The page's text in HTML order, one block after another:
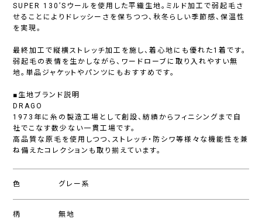
SUPER 130’Sウールを使用した平織生地。ミルド加工で弱起毛さ
せることによりドレッシーさを保ちつつ、秋冬らしい季節感、保温性
を実現。
最終加工で縦横ストレッチ加工を施し、着心地にも優れた1着です。
弱起毛の表情を生かしながら、ワードローブに取り入れやすい無
地。単品ジャケットやパンツにもおすすめです。
■生地ブランド説明
DRAGO
1973年に糸の製造工場として創設、紡績からフィニシングまで自
社でこなす数少ない一貫工場です。
高品質な原毛を使用しつつ、ストレッチ・防シワ等様々な機能性を兼
ね備えたコレクションも取り揃えています。
色 グレー系
柄 無地